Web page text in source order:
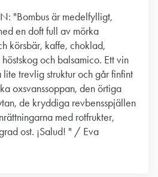
"Bombus är medelfylligt,
en doft full av mörka
körsbär, kaffe, choklad,
och balsamico. Ett vin
trevlig struktur och går finfint
oxsvanssoppan, den örtiga
de kryddiga revbensspjällen
med rotfrukter,
ost. ¡Salud! " / Eva